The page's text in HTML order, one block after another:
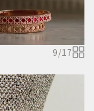
9/17